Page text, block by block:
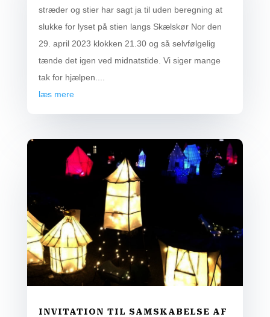
stræder og stier har sagt ja til uden beregning at
slukke for lyset på stien langs Skælskør Nor den
29. april 2023 klokken 21.30 og så selvfølgelig
tænde det igen ved midnatstide. Vi siger mange
tak for hjælpen....
læs mere
INVITATION TIL SAMSKABELSE AF